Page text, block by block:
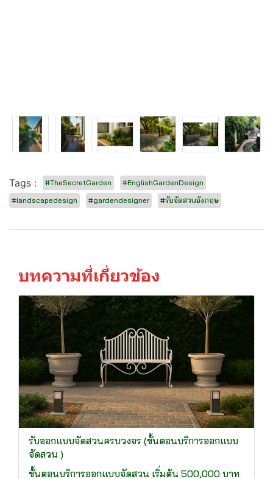
Tags : #TheSecretGarden
#EnglishGardenDesign
#landscapedesign
#gardendesigner #รับจัดสวนอังกฤษ
บทความที่เกี่ยวข้อง
รับออกแบบจัดสวนครบวงจร (ขั้นตอนบริการออกแบบ
จัดสวน )
ขั้นตอนบริการออกแบบจัดสวน เริ่มต้น 500,000 บาท